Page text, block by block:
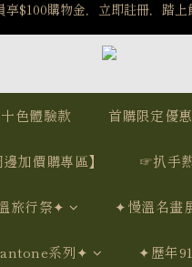
古文明馬拉松正式開跑：烏爾風
古文明馬拉松正式開跑：烏爾風
星象學系列｜獅子座時區 項鍊 X
古文明馬拉松正式開跑：烏爾風
色體驗款 首購限定優
邊加價購專區】 ☞扒手
旅行祭✦ ✦慢溫名畫
系列✦ ✦歷年